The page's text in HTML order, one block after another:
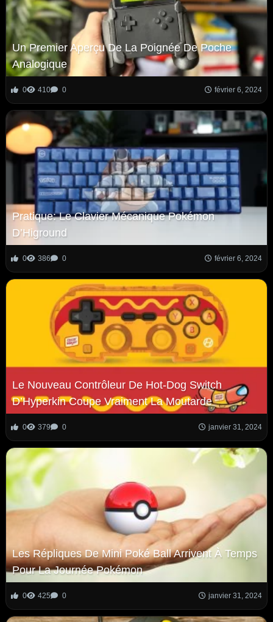
Un Premier Aperçu De La Poignée De Poche
Analogique
0 410 0 février 6, 2024
Pratique: Le Clavier Mécanique Pokémon
D’Higround
0 386 0 février 6, 2024
Le Nouveau Contrôleur De Hot-Dog Switch
D’Hyperkin Coupe Vraiment La Moutarde
0 379 0 janvier 31, 2024
Les Répliques De Mini Poké Ball Arrivent À Temps
Pour La Journée Pokémon
0 425 0 janvier 31, 2024